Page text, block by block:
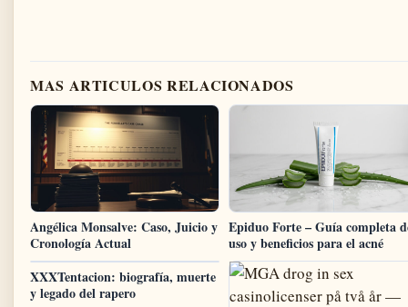
MAS ARTICULOS RELACIONADOS
Angélica Monsalve: Caso, Juicio y
Cronología Actual
Epiduo Forte – Guía completa
uso y beneficios para el acné
XXXTentacion: biografía, muerte
y legado del rapero